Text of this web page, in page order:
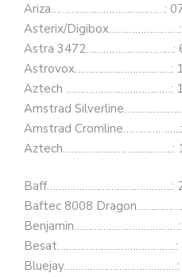
Ariza…………………………………:
Asterix/
Astra 3472…………………………:
Astrovox……………………………:
Aztech ………………………………:
Amstrad
Amstrad
Aztech………………………………..:
Baff…………………………………….:
Baftec 8008
Benjamin………………………………:
Besat…………………………………..:
Bluejay…………………………………: